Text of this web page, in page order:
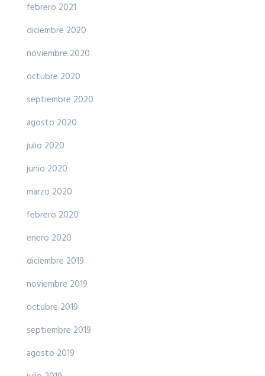
febrero 2021
diciembre 2020
noviembre 2020
octubre 2020
septiembre 2020
agosto 2020
julio 2020
junio 2020
marzo 2020
febrero 2020
enero 2020
diciembre 2019
noviembre 2019
octubre 2019
septiembre 2019
agosto 2019